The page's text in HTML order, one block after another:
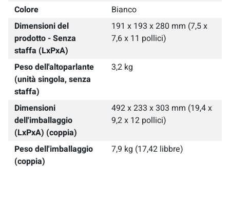
Colore
Bianco
Dimensioni del
prodotto - Senza
staffa (LxPxA)
191 x 193 x 280 mm (7,5 x
7,6 x 11 pollici)
Peso dell'altoparlante
(unità singola, senza
staffa)
3,2 kg
Dimensioni
dell'imballaggio
(LxPxA) (coppia)
492 x 233 x 303 mm (19,4 x
9,2 x 12 pollici)
Peso dell'imballaggio
(coppia)
7,9 kg (17,42 libbre)